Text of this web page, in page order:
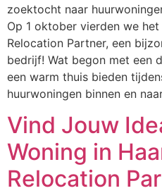
zoektocht naar
Op 1 oktober vierden we
Relocation Partner, een
bedrijf! Wat begon met een
een warm thuis bieden
huurwoningen binnen en
Vind Jouw
Woning in
Relocation